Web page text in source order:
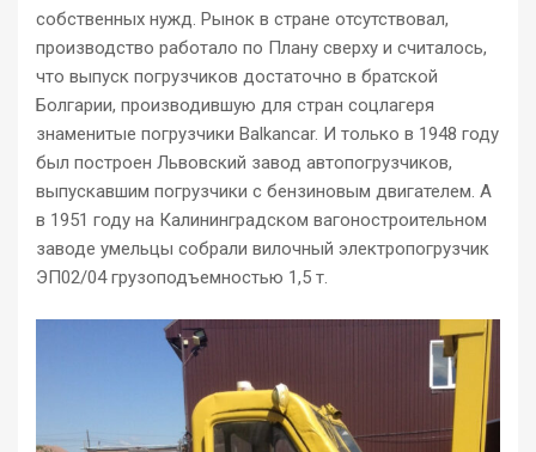
собственных нужд. Рынок в стране отсутствовал,
производство работало по Плану сверху и считалось,
что выпуск погрузчиков достаточно в братской
Болгарии, производившую для стран соцлагеря
знаменитые погрузчики Balkancar. И только в 1948 году
был построен Львовский завод автопогрузчиков,
выпускавшим погрузчики с бензиновым двигателем. А
в 1951 году на Калининградском вагоностроительном
заводе умельцы собрали вилочный электропогрузчик
ЭП02/04 грузоподъемностью 1,5 т.